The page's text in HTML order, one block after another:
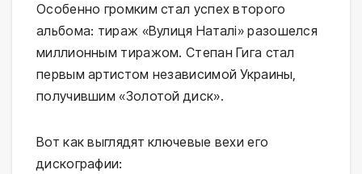
Особенно громким стал успех второго
альбома: тираж «Вулиця Наталі» разошелся
миллионным тиражом. Степан Гига стал
первым артистом независимой Украины,
получившим «Золотой диск».
Вот как выглядят ключевые вехи его
дискографии: